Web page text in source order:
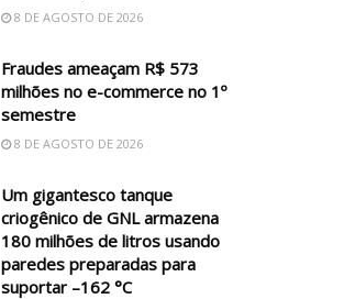
8 DE AGOSTO DE 2026
Fraudes ameaçam R$ 573
milhões no e-commerce no 1º
semestre
8 DE AGOSTO DE 2026
Um gigantesco tanque
criogênico de GNL armazena
180 milhões de litros usando
paredes preparadas para
suportar –162 °C